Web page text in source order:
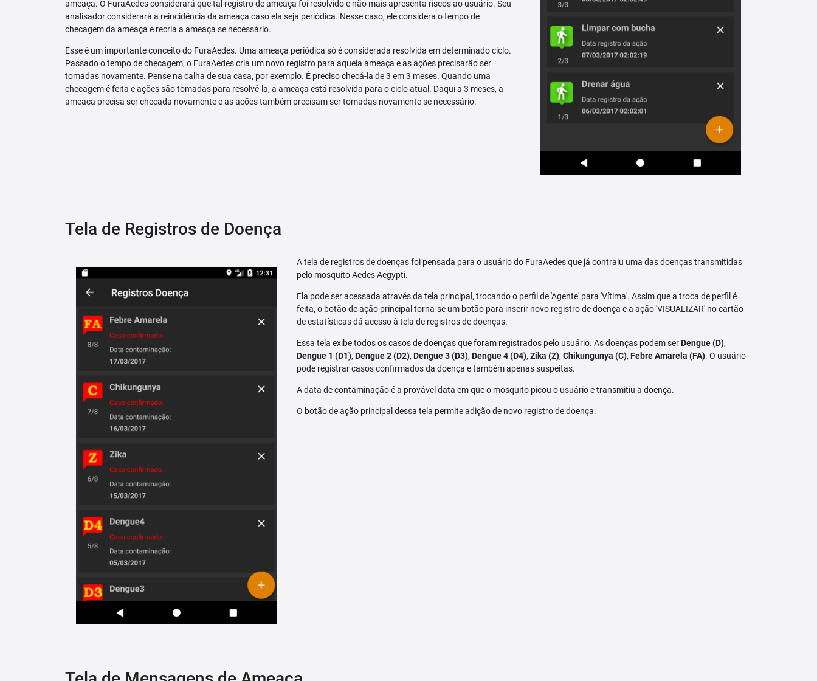
ameaça. O FuraAedes considerará que tal registro de ameaça foi resolvido e não mais apresenta riscos ao usuário. Seu
analisador considerará a reincidência da ameaça caso ela seja periódica. Nesse caso, ele considera o tempo de
checagem da ameaça e recria a ameaça se necessário.
Esse é um importante conceito do FuraAedes. Uma ameaça periódica só é considerada resolvida em determinado ciclo.
Passado o tempo de checagem, o FuraAedes cria um novo registro para aquela ameaça e as ações precisarão ser
tomadas novamente. Pense na calha de sua casa, por exemplo. É preciso checá-la de 3 em 3 meses. Quando uma
checagem é feita e ações são tomadas para resolvê-la, a ameaça está resolvida para o ciclo atual. Daqui a 3 meses, a
ameaça precisa ser checada novamente e as ações também precisam ser tomadas novamente se necessário.
Tela de Registros de Doença
A tela de registros de doenças foi pensada para o usuário do FuraAedes que já contraiu uma das doenças transmitidas
pelo mosquito Aedes Aegypti.
Ela pode ser acessada através da tela principal, trocando o perfil de 'Agente' para 'Vítima'. Assim que a troca de perfil é
feita, o botão de ação principal torna-se um botão para inserir novo registro de doença e a ação 'VISUALIZAR' no cartão
de estatísticas dá acesso à tela de registros de doenças.
Essa tela exibe todos os casos de doenças que foram registrados pelo usuário. As doenças podem serDengue (D),
Dengue 1 (D1),Dengue 2 (D2),Dengue 3 (D3),Dengue 4 (D4),Zika (Z),Chikungunya (C),Febre Amarela (FA). O usuário
pode registrar casos confirmados da doença e também apenas suspeitas.
A data de contaminação é a provável data em que o mosquito picou o usuário e transmitiu a doença.
O botão de ação principal dessa tela permite adição de novo registro de doença.